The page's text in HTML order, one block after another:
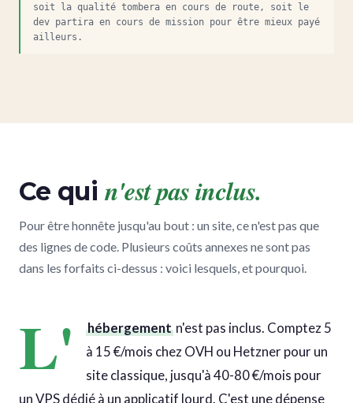
soit la qualité tombera en cours de route, soit le
dev partira en cours de mission pour être mieux payé
ailleurs.
Ce qui n'est pas inclus.
Pour être honnête jusqu'au bout : un site, ce n'est pas que
des lignes de code. Plusieurs coûts annexes ne sont pas
dans les forfaits ci-dessus : voici lesquels, et pourquoi.
L' hébergement n'est pas inclus. Comptez 5
à 15 €/mois chez OVH ou Hetzner pour un
site classique, jusqu'à 40-80 €/mois pour
un VPS dédié à un applicatif lourd. C'est une dépense